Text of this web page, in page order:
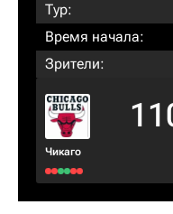
Тур:
Время начала:
Зрители:
Чикаго